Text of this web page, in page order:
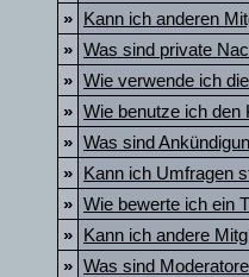
» Kann ich anderen
» Was sind private
» Wie verwende ich
» Wie benutze ich den
» Was sind
» Kann ich Umfragen
» Wie bewerte ich ein
» Kann ich andere
» Was sind